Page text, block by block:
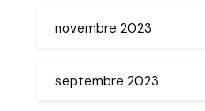
novembre 2023
septembre 2023